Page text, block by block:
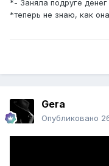
*- Заняла подруге
*теперь не знаю, как
Gera
Опубликовано